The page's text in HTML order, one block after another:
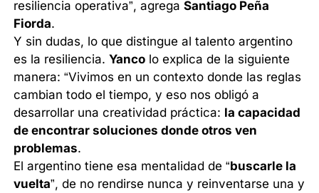
resiliencia operativa”, agregaSantiago Peña
Fiorda.
Y sin dudas, lo que distingue al talento argentino
es la resiliencia.Yanco lo explica de la siguiente
manera: “Vivimos en un contexto donde las reglas
cambian todo el tiempo, y eso nos obligó a
desarrollar una creatividad práctica: la capacidad
de encontrar soluciones donde otros ven
problemas.
El argentino tiene esa mentalidad de “buscarle la
vuelta”, de no rendirse nunca y reinventarse una y